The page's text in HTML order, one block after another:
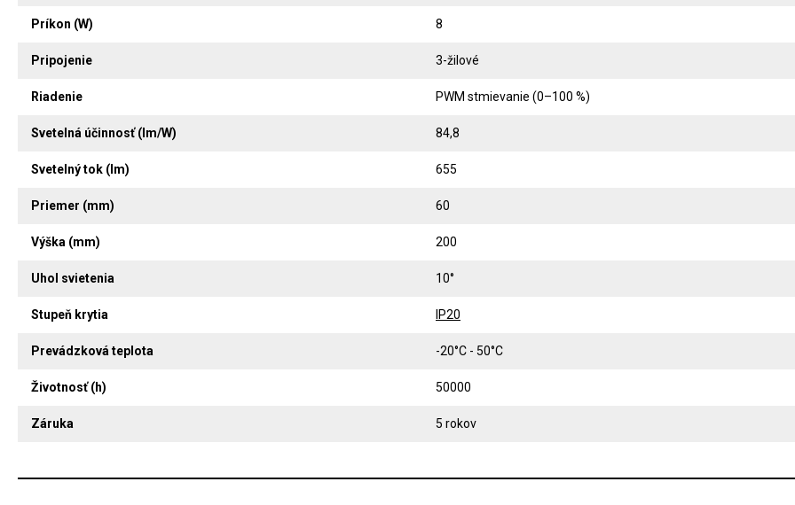
Príkon (W) 8
Pripojenie 3-žilové
Riadenie PWM stmievanie (0–100 %)
Svetelná účinnosť (lm/W) 84,8
Svetelný tok (lm) 655
Priemer (mm) 60
Výška (mm) 200
Uhol svietenia 10°
Stupeň krytia IP20
Prevádzková teplota -20°C - 50°C
Životnosť (h) 50000
Záruka 5 rokov